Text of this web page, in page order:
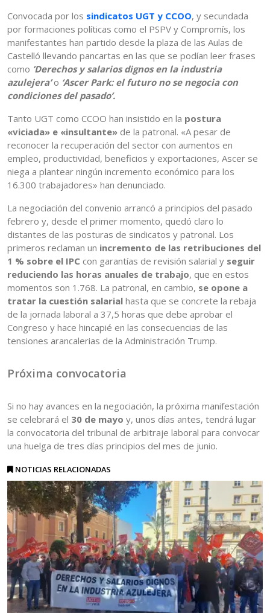
Convocada por los sindicatos UGT y CCOO, y secundada
por formaciones políticas como el PSPV y Compromís, los
manifestantes han partido desde la plaza de las Aulas de
Castelló llevando pancartas en las que se podían leer frases
como ’Derechos y salarios dignos en la industria
azulejera’o ‘Ascer Park: el futuro no se negocia con
condiciones del pasado’.
Tanto UGT como CCOO han insistido en la postura
«viciada» e «insultante» de la patronal. «A pesar de
reconocer la recuperación del sector con aumentos en
empleo, productividad, beneficios y exportaciones, Ascer se
niega a plantear ningún incremento económico para los
16.300 trabajadores» han denunciado.
La negociación del convenio arrancó a principios del pasado
febrero y, desde el primer momento, quedó claro lo
distantes de las posturas de sindicatos y patronal. Los
primeros reclaman un incremento de las retribuciones del
1 % sobre el IPC con garantías de revisión salarial y seguir
reduciendo las horas anuales de trabajo, que en estos
momentos son 1.768. La patronal, en cambio, se opone a
tratar la cuestión salarial hasta que se concrete la rebaja
de la jornada laboral a 37,5 horas que debe aprobar el
Congreso y hace hincapié en las consecuencias de las
tensiones arancalerias de la Administración Trump.
Próxima convocatoria
Si no hay avances en la negociación, la próxima manifestación
se celebrará el 30 de mayo y, unos días antes, tendrá lugar
la convocatoria del tribunal de arbitraje laboral para convocar
una huelga de tres días principios del mes de junio.
NOTICIAS RELACIONADAS